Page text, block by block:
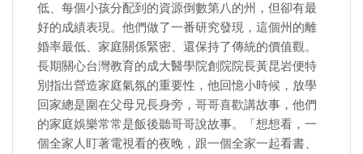
低、每個小孩分配到的資源倒數第八的州，但卻有最
好的成績表現。他們做了一番研究發現，這個州的離
婚率最低、家庭關係緊密、還保持了傳統的價值觀。
長期關心台灣教育的成大醫學院創院院長黃昆岩便特
別指出營造家庭氣氛的重要性，他回憶小時候，放學
回家總是圍在父母兄長身旁，哥哥喜歡講故事，他們
的家庭娛樂常常是飯後聽哥哥說故事。「想想看，一
個全家人盯著電視看的夜晚，跟一個全家一起看書、